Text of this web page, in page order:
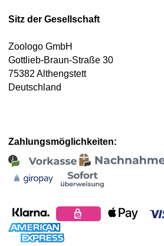
Sitz der Gesellschaft
Zoologo GmbH
Gottlieb-Braun-Straße 30
75382 Althengstett
Deutschland
Zahlungsmöglichkeiten: